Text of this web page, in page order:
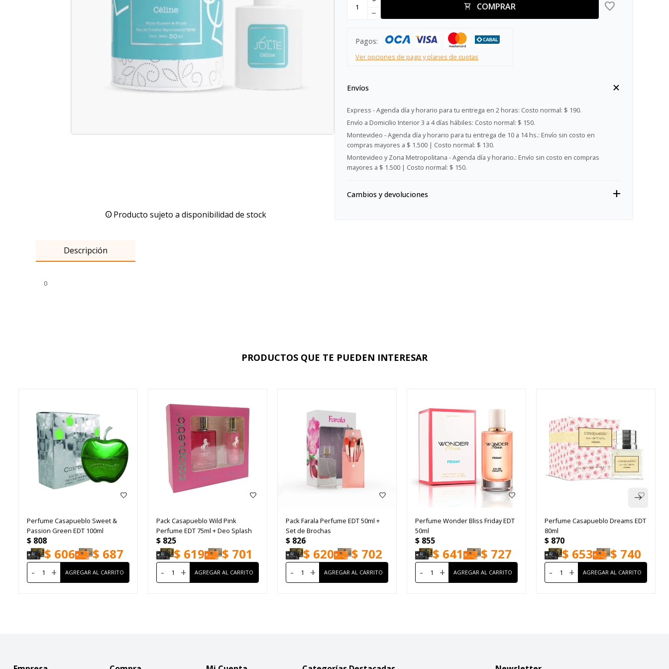
Producto sujeto a disponibilidad de stock
COMPRAR
remove
Pagos:
Ver opciones de pago y planes de cuotas
Envíos
Express - Agenda día y horario para tu entrega en 2 horas: Costo normal: $ 190.
Envío a Domicilio Interior 3 a 4 días hábiles: Costo normal: $ 150.
Montevideo - Agenda día y horario para tu entrega de 10 a 14 hs.: Envío sin costo en
compras mayores a $ 1.500 | Costo normal: $ 130.
Montevideo y Zona Metropolitana - Agenda día y horario.: Envío sin costo en compras
mayores a $ 1.500 | Costo normal: $ 150.
Cambios y devoluciones
Descripción
0
PRODUCTOS QUE TE PUEDEN INTERESAR
Perfume Casapueblo Sweet &
Passion Green EDT 100ml
$ 808
$ 606 $ 687
- +
Pack Casapueblo Wild Pink
Perfume EDT 75ml + Deo Splash
$ 825
$ 619 $ 701
- +
Pack Farala Perfume EDT 50ml +
Set de Brochas
$ 826
$ 620 $ 702
- +
Perfume Wonder Bliss Friday EDT
50ml
$ 855
$ 641 $ 727
- +
Perfume Casapueblo Dreams EDT
80ml
$ 870
$ 653 $ 740
- +